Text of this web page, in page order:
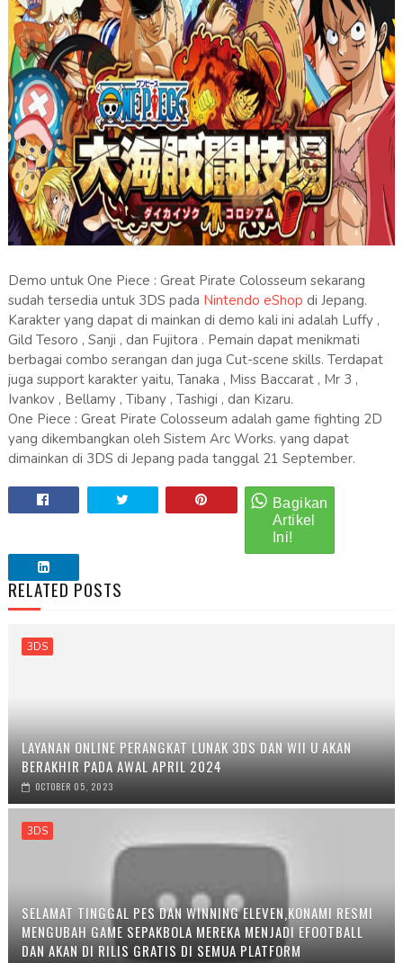
Demo untuk One Piece : Great Pirate Colosseum sekarang
sudah tersedia untuk 3DS pada Nintendo eShop di Jepang.
Karakter yang dapat di mainkan di demo kali ini adalah Luffy ,
Gild Tesoro , Sanji , dan Fujitora . Pemain dapat menikmati
berbagai combo serangan dan juga Cut-scene skills. Terdapat
juga support karakter yaitu, Tanaka , Miss Baccarat , Mr 3 ,
Ivankov , Bellamy , Tibany , Tashigi , dan Kizaru.
One Piece : Great Pirate Colosseum adalah game fighting 2D
yang dikembangkan oleh Sistem Arc Works. yang dapat
dimainkan di 3DS di Jepang pada tanggal 21 September.
RELATED POSTS
3DS
LAYANAN ONLINE PERANGKAT LUNAK 3DS DAN WII U AKAN
BERAKHIR PADA AWAL APRIL 2024
OCTOBER 05, 2023
3DS
SELAMAT TINGGAL PES DAN WINNING ELEVEN,KONAMI RESMI
MENGUBAH GAME SEPAKBOLA MEREKA MENJADI EFOOTBALL
DAN AKAN DI RILIS GRATIS DI SEMUA PLATFORM